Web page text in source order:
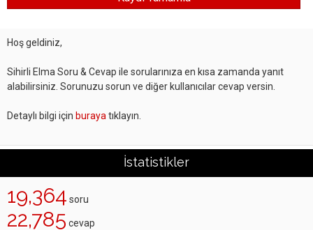
Hoş geldiniz,
Sihirli Elma Soru & Cevap ile sorularınıza en kısa zamanda yanıt
alabilirsiniz. Sorunuzu sorun ve diğer kullanıcılar cevap versin.
Detaylı bilgi için buraya tıklayın.
İstatistikler
19,364 soru
22,785 cevap